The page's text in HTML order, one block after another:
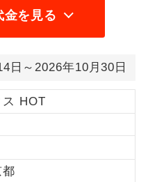
金を見る
日～2026年10月30日
ス HOT
都
限定でご参加いただけるコー
でも追加料金がかからない
でご参加いただけるコースで
参加いただけるコースで